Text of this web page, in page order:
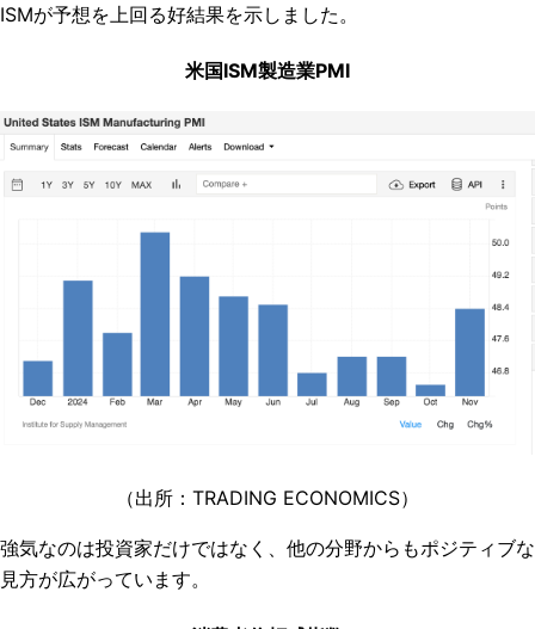
ISMが予想を上回る好結果を示しました。
米国ISM製造業PMI
（出所：TRADING ECONOMICS）
強気なのは投資家だけではなく、他の分野からもポジティブな
見方が広がっています。